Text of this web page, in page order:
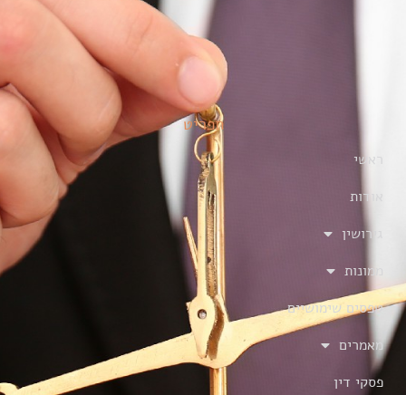
תפריט
ראשי
אודות
גירושין
ממונות
טפסים שימושיים
מאמרים
פסקי דין